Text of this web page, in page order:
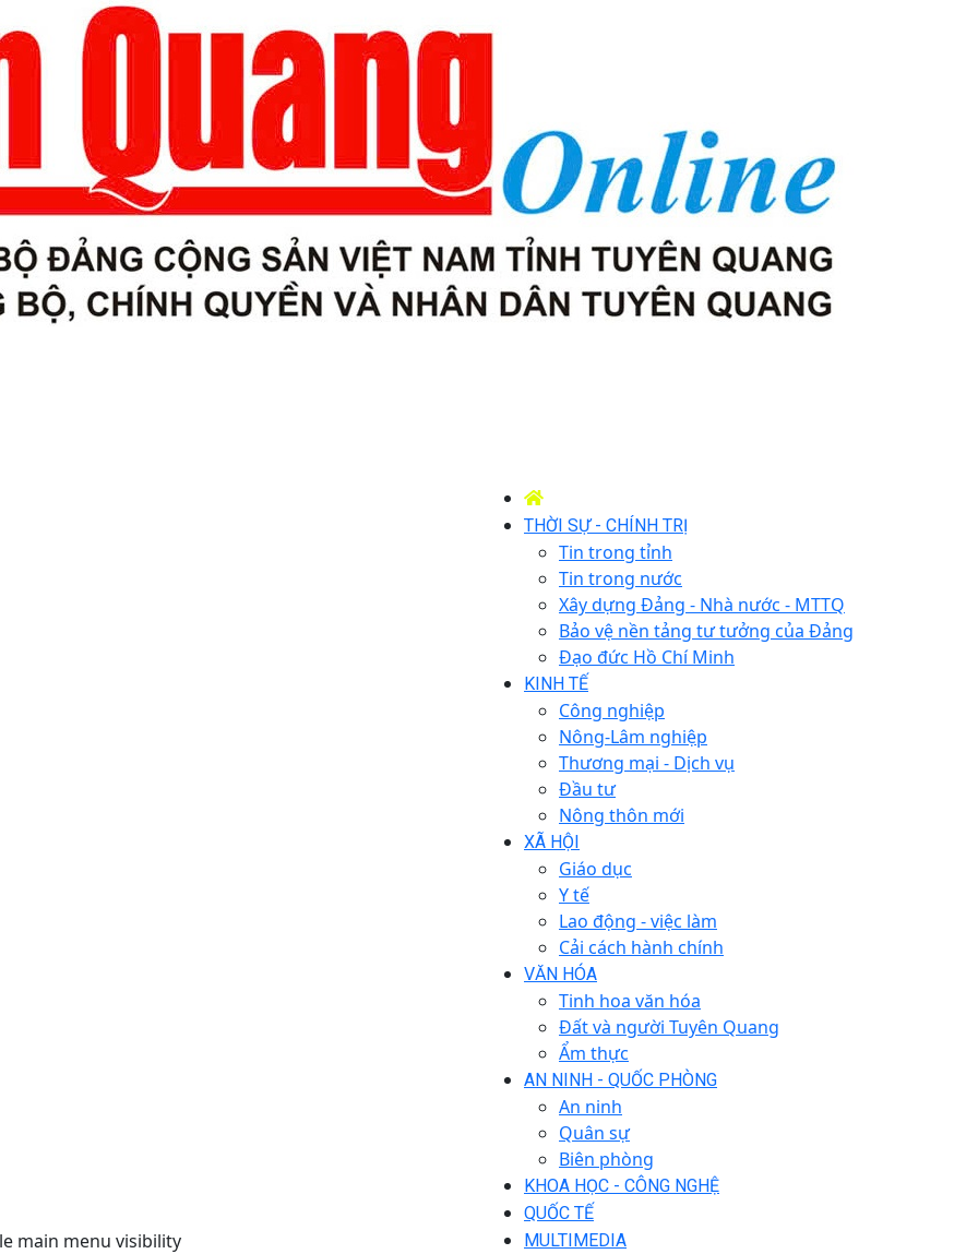
main menu visibility
THỜI SỰ - CHÍNH TRỊ
Tin trong tỉnh
Tin trong nước
Xây dựng Đảng - Nhà nước - MTTQ
Bảo vệ nền tảng tư tưởng của Đảng
Đạo đức Hồ Chí Minh
KINH TẾ
Công nghiệp
Nông-Lâm nghiệp
Thương mại - Dịch vụ
Đầu tư
Nông thôn mới
XÃ HỘI
Giáo dục
Y tế
Lao động - việc làm
Cải cách hành chính
VĂN HÓA
Tinh hoa văn hóa
Đất và người Tuyên Quang
Ẩm thực
AN NINH - QUỐC PHÒNG
An ninh
Quân sự
Biên phòng
KHOA HỌC - CÔNG NGHỆ
QUỐC TẾ
MULTIMEDIA